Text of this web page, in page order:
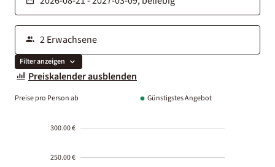
Filter anzeigen
Preiskalender ausblenden
Preise pro Person ab Günstigstes Angebot
300.00 €
250.00 €